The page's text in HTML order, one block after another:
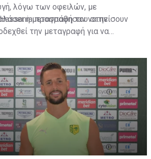
λόγω των οφειλών, με
η μεταγραφή του στην
προσπάθησαν να πείσουν
την μεταγραφή για να
ο παίκτης αρνήθηκε και επέμεινε
του, ώστε να μετακομίσει
νέα ομάδα το τρέχον